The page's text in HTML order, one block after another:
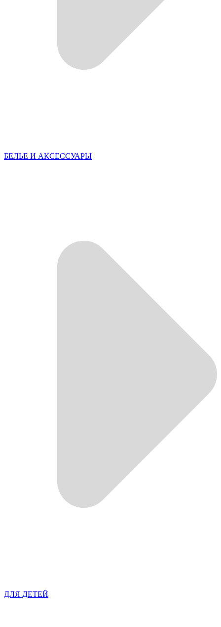
БЕЛЬЕ И АКСЕССУАРЫ
ДЛЯ ДЕТЕЙ